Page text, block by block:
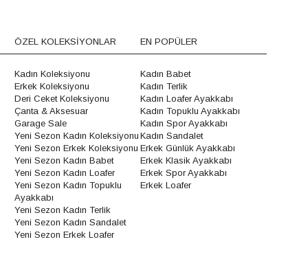
ÖZEL KOLEKSİYONLAR
Kadın Koleksiyonu
Erkek Koleksiyonu
Deri Ceket Koleksiyonu
Çanta & Aksesuar
Garage Sale
Yeni Sezon Kadın Koleksiyonu
Yeni Sezon Erkek Koleksiyonu
Yeni Sezon Kadın Babet
Yeni Sezon Kadın Loafer
Yeni Sezon Kadın Topuklu
Ayakkabı
Yeni Sezon Kadın Terlik
Yeni Sezon Kadın Sandalet
Yeni Sezon Erkek Loafer
EN POPÜLER
Kadın Babet
Kadın Terlik
Kadın Loafer Ayakkabı
Kadın Topuklu Ayakkabı
Kadın Spor Ayakkabı
Kadın Sandalet
Erkek Günlük Ayakkabı
Erkek Klasik Ayakkabı
Erkek Spor Ayakkabı
Erkek Loafer